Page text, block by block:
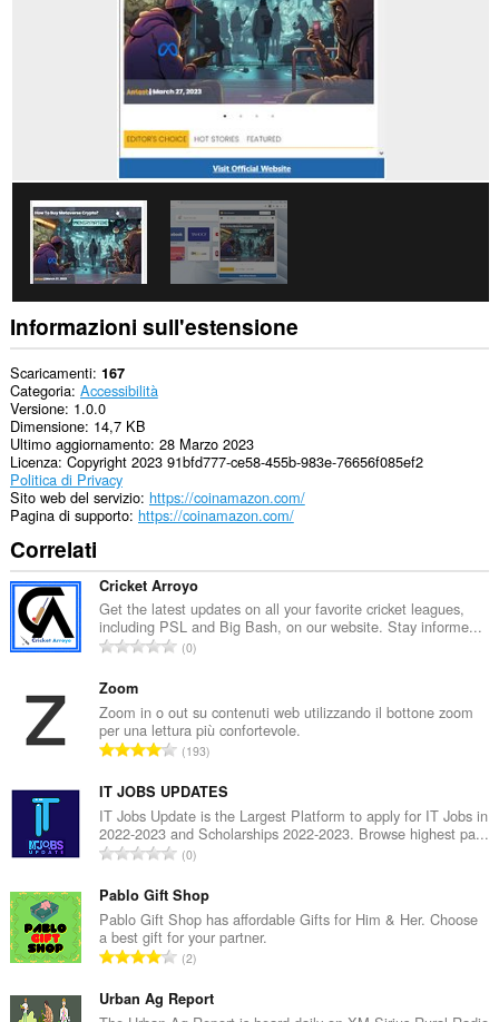
Informazioni sull'estensione
Scaricamenti 167
Categoria Accessibilità
Versione 1.0.0
Dimensione 14,7 KB
Ultimo aggiornamento 28 Marzo 2023
Licenza Copyright 2023 91bfd777-ce58-455b-983e-76656f085ef2
Politica di Privacy
Sito web del servizio https://coinamazon.com/
Pagina di supporto https://coinamazon.com/
Correlati
Cricket Arroyo
Get the latest updates on all your favorite cricket leagues,
including PSL and Big Bash, on our website. Stay informe...
N
e
r
o
o
t
a
e
d
i
g
u
0
Zoom
Zoom in o out su contenuti web utilizzando il bottone zoom
per una lettura più confortevole.
N
m
e
r
o
o
t
a
e
d
193
IT JOBS UPDATES
IT Jobs Update is the Largest Platform to apply for IT Jobs in
2022-2023 and Scholarships 2022-2023. Browse highest pa...
N
m
e
r
o
o
0
Pablo Gift Shop
Pablo Gift Shop has affordable Gifts for Him & Her. Choose
a best gift for your partner.
N
m
2
Urban Ag Report